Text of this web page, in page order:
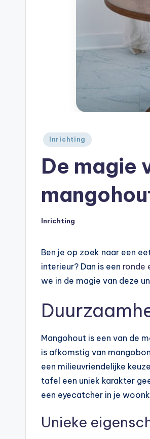
Geplaatst
Inrichting
De magie
Geplaatst
Inrichting
Ben je op zoek naar een
interieur? Dan is een ronde
we in de magie van deze
Mangohout is een van de
is afkomstig van
een milieuvriendelijke
tafel een uniek karakter
een eyecatcher in je
Unieke